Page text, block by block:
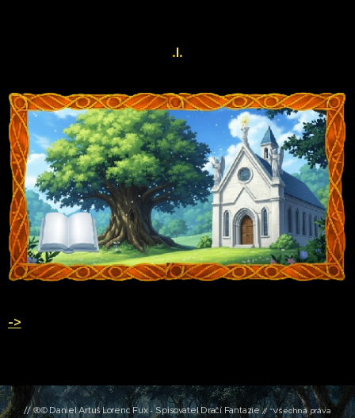
.I.
->
// ®© Daniel Artuš Lorenc Fux- Spisovatel Dračí Fantazie// *Všechna práva